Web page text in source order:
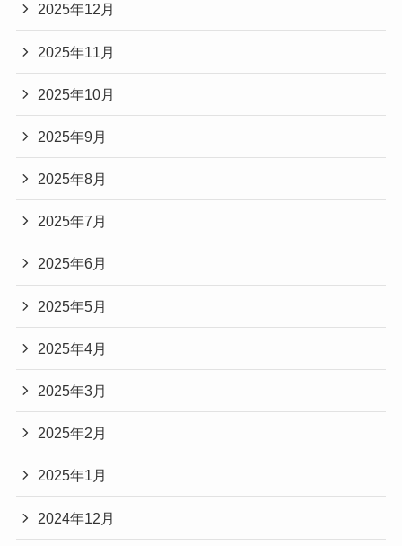
2025年12月
2025年11月
2025年10月
2025年9月
2025年8月
2025年7月
2025年6月
2025年5月
2025年4月
2025年3月
2025年2月
2025年1月
2024年12月